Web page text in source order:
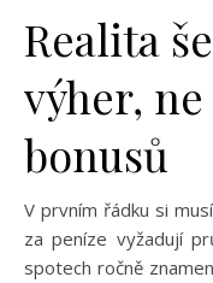
Realita
výher,
bonusů
V prvním řádku si musíte uvědomit, že 6‑válcové automaty
za peníze vyžadují
spotech ročně